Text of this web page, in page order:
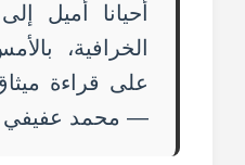
أحيانا أميل
الخرافية،
على قراءة
— محمد عفيفي